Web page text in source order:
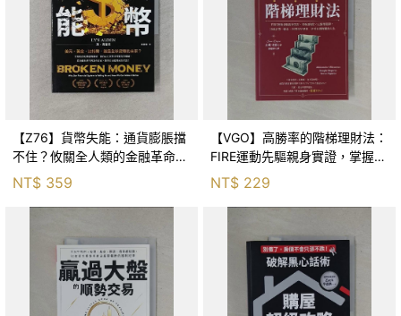
【Z76】貨幣失能：通貨膨脹擋
不住？攸關全人類的金融革命即
將到來！_琳．奧爾登, 吳書榆
NT$ 359
【VGO】高勝率的階梯理財法：
FIRE運動先驅親身實證，掌握3
階段×12個里程碑，28歲存第一
桶金、34歲提早退休，享受有
選擇權的人生_山
NT$ 229